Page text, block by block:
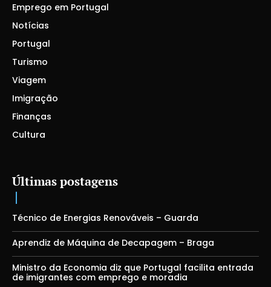
Emprego em Portugal
Notícias
Portugal
Turismo
Viagem
Imigração
Finanças
Cultura
Últimas postagens
Técnico de Energias Renováveis – Guarda
Aprendiz de Máquina de Decapagem – Braga
Ministro da Economia diz que Portugal facilita entrada
de imigrantes com emprego e moradia